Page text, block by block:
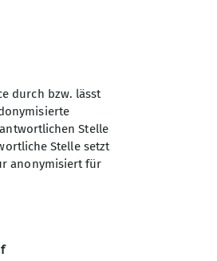
des
Alpenvereins e.V.
durch bzw. lässt
Stelle
Stelle setzt
anonymisiert für